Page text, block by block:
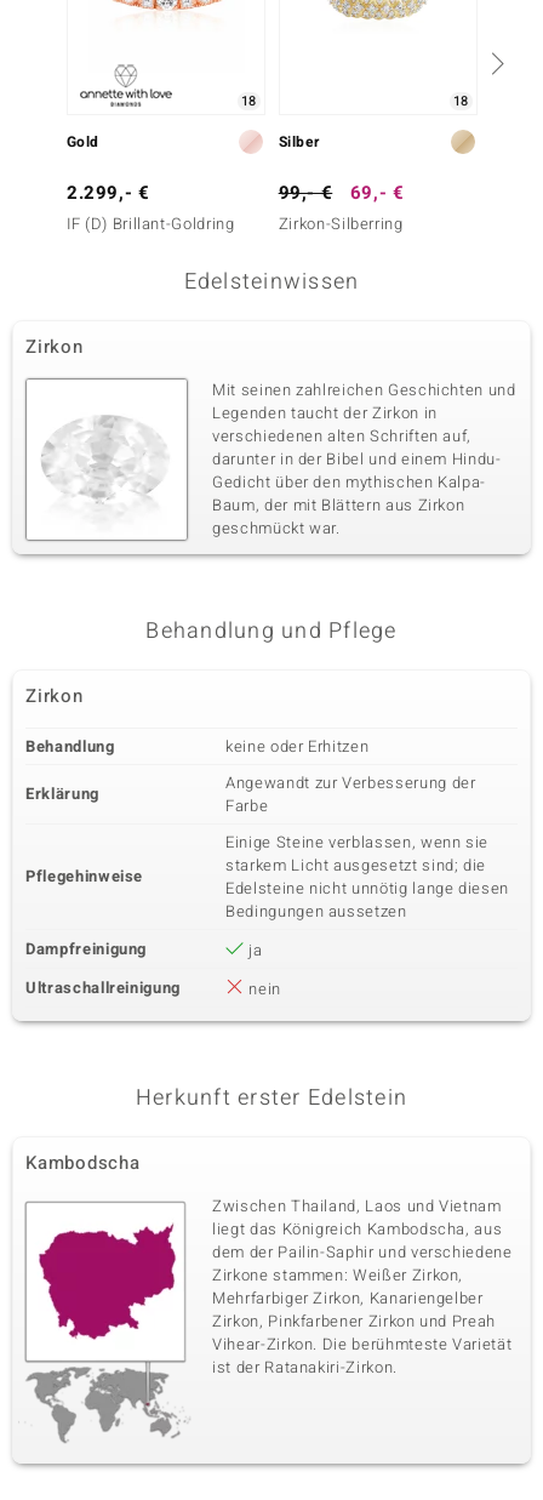
18
Gold
2.299,- €
IF (D) Brillant-Goldring
18
Silber
99,- € 69,- €
Zirkon-Silberring
Edelsteinwissen
Zirkon
Mit seinen zahlreichen Geschichten und
Legenden taucht der Zirkon in
verschiedenen alten Schriften auf,
darunter in der Bibel und einem Hindu-
Gedicht über den mythischen Kalpa-
Baum, der mit Blättern aus Zirkon
geschmückt war.
Behandlung und Pflege
Zirkon
Behandlung keine oder Erhitzen
Erklärung
Angewandt zur Verbesserung der
Farbe
Pflegehinweise
Einige Steine verblassen, wenn sie
starkem Licht ausgesetzt sind; die
Edelsteine nicht unnötig lange diesen
Bedingungen aussetzen
Dampfreinigung
ja
Ultraschallreinigung
nein
Herkunft erster Edelstein
Kambodscha
Zwischen Thailand, Laos und Vietnam
liegt das Königreich Kambodscha, aus
dem der Pailin-Saphir und verschiedene
Zirkone stammen: Weißer Zirkon,
Mehrfarbiger Zirkon, Kanariengelber
Zirkon, Pinkfarbener Zirkon und Preah
Vihear-Zirkon. Die berühmteste Varietät
ist der Ratanakiri-Zirkon.